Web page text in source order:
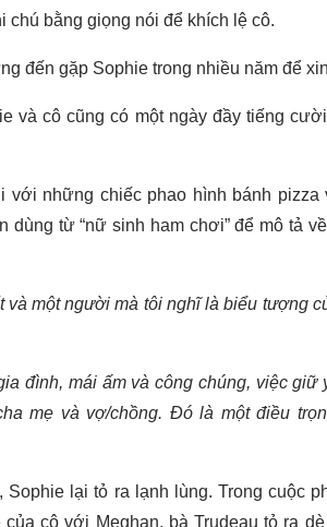
chú bằng giọng nói để khích lệ cô.
đến gặp Sophie trong nhiều năm để
và cô cũng có một ngày đầy tiếng
những chiếc phao hình bánh pizza
từ “nữ sinh ham chơi” để mô tả
một người mà tôi nghĩ là biểu tượng
đình, mái ấm và công chúng, việc giữ
mẹ và vợ/chồng. Đó là một điều
Sophie lại tỏ ra lạnh lùng. Trong cuộc
cô với Meghan, bà Trudeau tỏ ra